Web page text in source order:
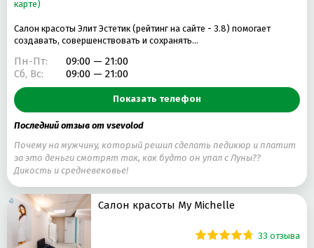
карте)
Салон красоты Элит Эстетик (рейтинг на сайте - 3.8) помогает
создавать, совершенствовать и сохранять…
Пн-Пт:
09:00 — 21:00
Сб, Вс:
09:00 — 21:00
Показать телефон
Последний отзыв от vsevolod
Почему на мужчину, который решил сделать педикюр и платит
за это деньги смотрят так, как будто он упал с Луны??
Дикость и средневековье!
Салон красоты My Michelle
33 отзыва